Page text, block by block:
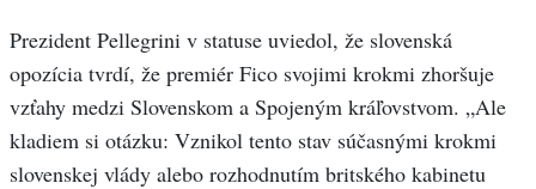
Prezident Pellegrini v statuse uviedol, že slovenská
opozícia tvrdí, že premiér Fico svojimi krokmi zhoršuje
vzťahy medzi Slovenskom a Spojeným kráľovstvom. „Ale
kladiem si otázku: Vznikol tento stav súčasnými krokmi
slovenskej vlády alebo rozhodnutím britského kabinetu